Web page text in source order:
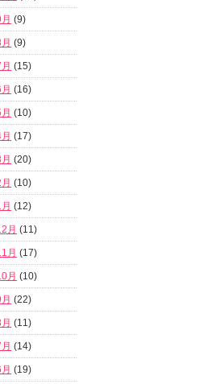
(9)
(9)
(15)
(16)
(10)
(17)
(20)
(10)
(12)
月 (11)
月 (17)
月 (10)
(22)
(11)
(14)
(19)